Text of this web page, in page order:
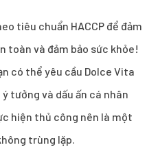
tiêu chuẩn HACCP để đảm
toàn và đảm bảo sức khỏe!
có thể yêu cầu Dolce Vita
tưởng và dấu ấn cá nhân
hiện thủ công nên là một
trùng lặp.